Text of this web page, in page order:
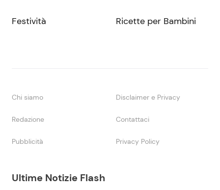
Ultime Notizie Flash
Festività Ricette per Bambini
Chi siamo Disclaimer e Privacy
Redazione Contattaci
Pubblicità Privacy Policy